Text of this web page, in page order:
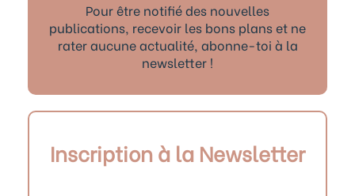
Pour être notifié des nouvelles
publications, recevoir les bons plans et ne
rater aucune actualité, abonne-toi à la
newsletter !
Inscription à la Newsletter